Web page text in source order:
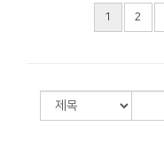
1 2